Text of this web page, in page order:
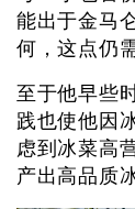
能出于金马
何，这点
至于他早些
践也使他因
虑到冰菜高
产出高品质